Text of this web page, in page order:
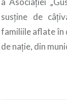
susţine de
familiile aflate în
de naţie, din